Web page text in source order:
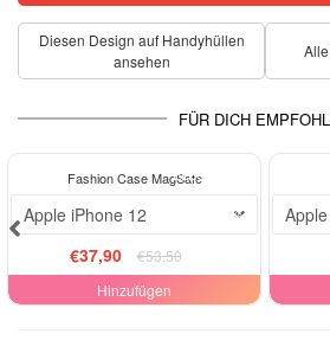
Diesen Design auf Handyhüllen
ansehen
FÜR DICH
ELEGANCE
-29%
Fashion Case MagSafe
Apple iPhone 12
€37,90
€53,50
Hinzufügen